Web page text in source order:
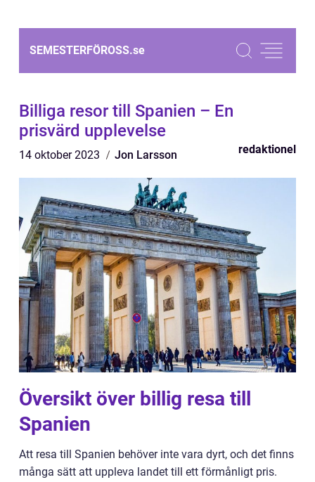
SEMESTERFÖROSS.se
Billiga resor till Spanien – En
prisvärd upplevelse
14 oktober 2023 Jon Larsson redaktionel
Översikt över billig resa till
Spanien
Att resa till Spanien behöver inte vara dyrt, och det finns
många sätt att uppleva landet till ett förmånligt pris.